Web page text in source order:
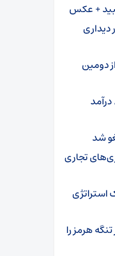
+ عکس
دیداری
دومین
شد
تجاری
استراتژی
هرمز را